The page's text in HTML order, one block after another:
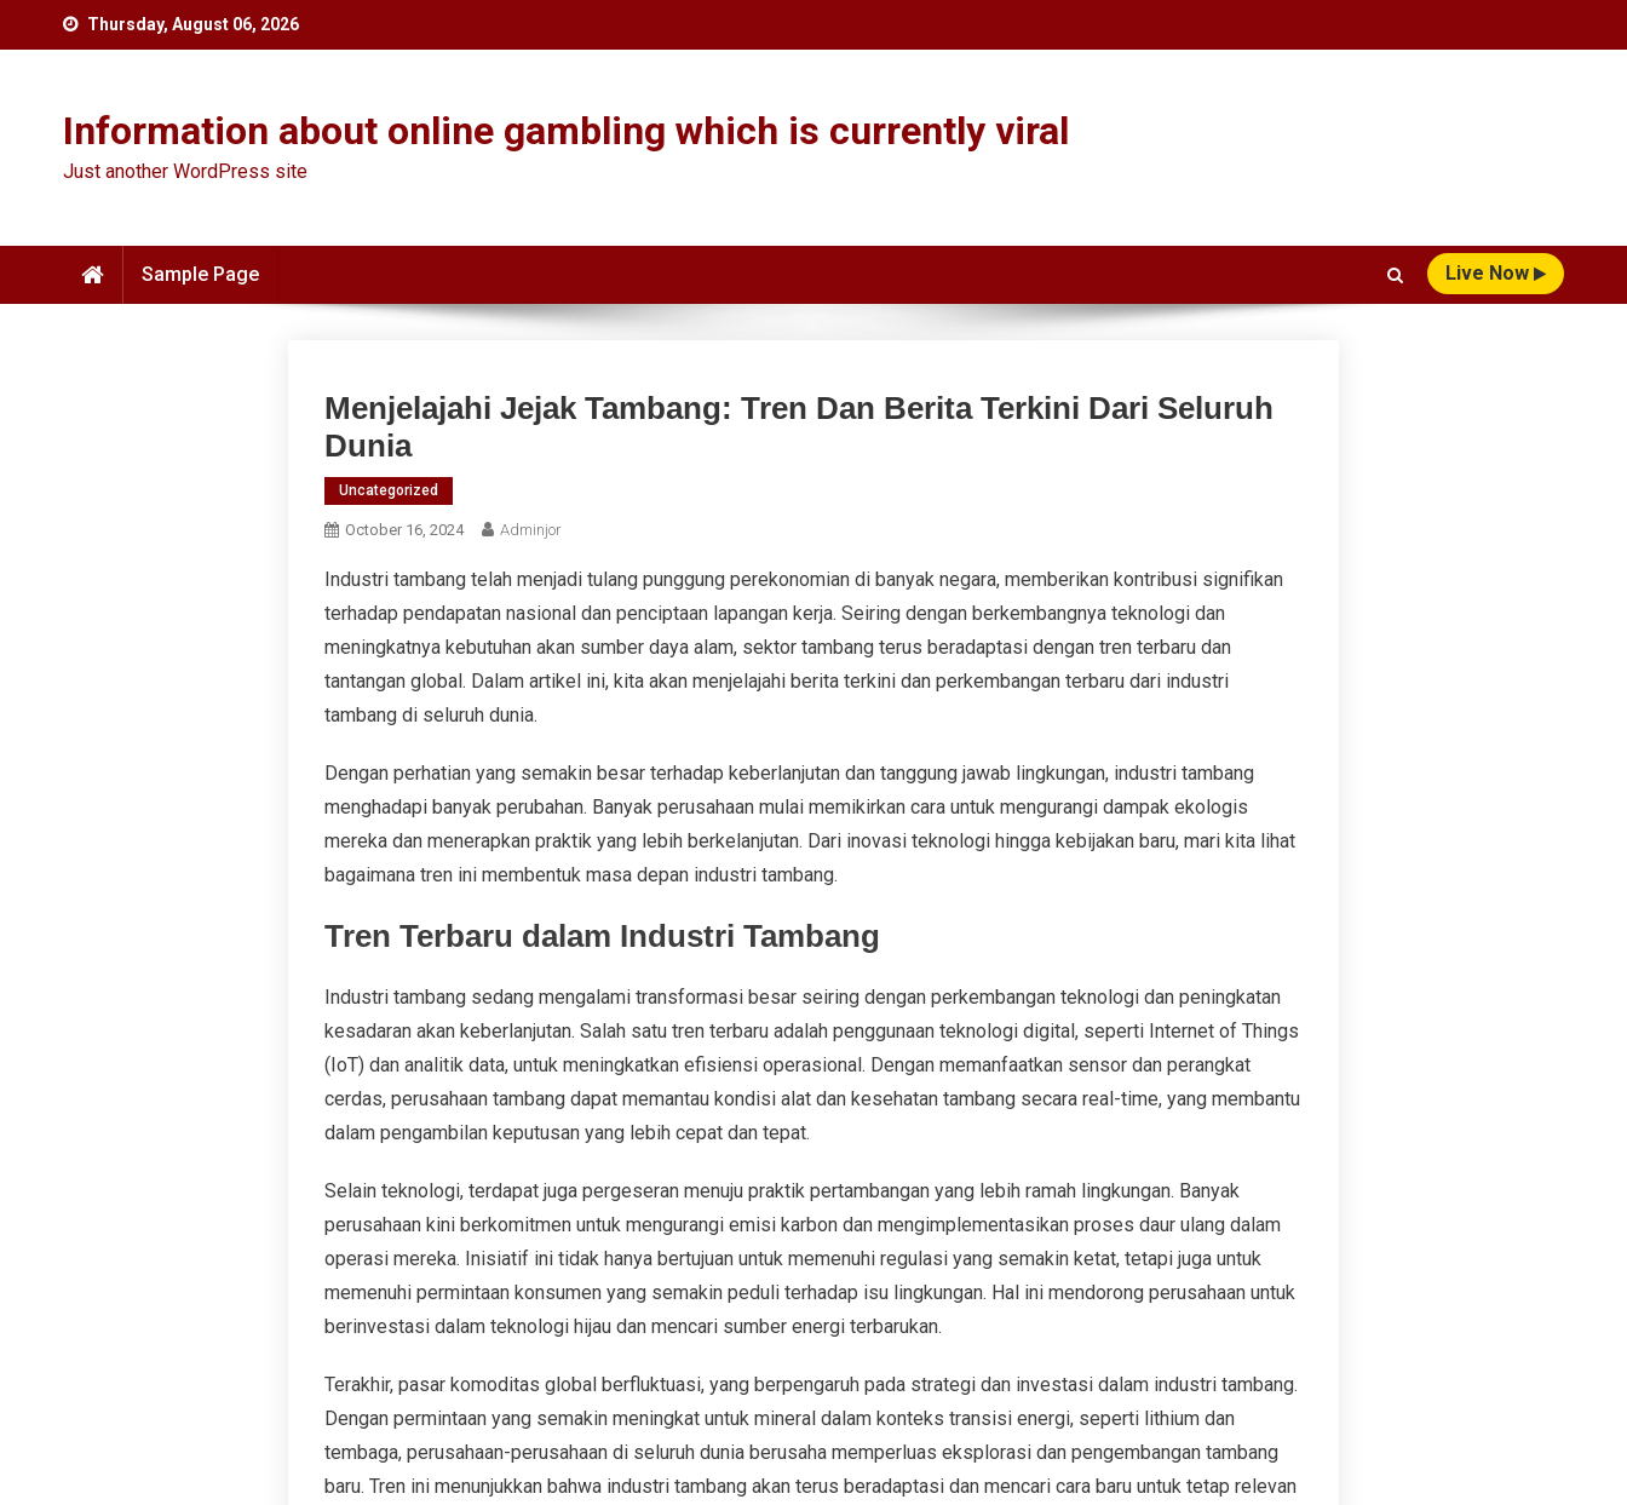
Thursday, August 06, 2026
Information about online gambling which is currently viral
Just another WordPress site
Sample Page Live Now
Menjelajahi Jejak Tambang: Tren Dan Berita Terkini Dari Seluruh
Dunia
Uncategorized
October 16, 2024 Adminjor
Industri tambang telah menjadi tulang punggung perekonomian di banyak negara, memberikan kontribusi signifikan
terhadap pendapatan nasional dan penciptaan lapangan kerja. Seiring dengan berkembangnya teknologi dan
meningkatnya kebutuhan akan sumber daya alam, sektor tambang terus beradaptasi dengan tren terbaru dan
tantangan global. Dalam artikel ini, kita akan menjelajahi berita terkini dan perkembangan terbaru dari industri
tambang di seluruh dunia.
Dengan perhatian yang semakin besar terhadap keberlanjutan dan tanggung jawab lingkungan, industri tambang
menghadapi banyak perubahan. Banyak perusahaan mulai memikirkan cara untuk mengurangi dampak ekologis
mereka dan menerapkan praktik yang lebih berkelanjutan. Dari inovasi teknologi hingga kebijakan baru, mari kita lihat
bagaimana tren ini membentuk masa depan industri tambang.
Tren Terbaru dalam Industri Tambang
Industri tambang sedang mengalami transformasi besar seiring dengan perkembangan teknologi dan peningkatan
kesadaran akan keberlanjutan. Salah satu tren terbaru adalah penggunaan teknologi digital, seperti Internet of Things
(IoT) dan analitik data, untuk meningkatkan efisiensi operasional. Dengan memanfaatkan sensor dan perangkat
cerdas, perusahaan tambang dapat memantau kondisi alat dan kesehatan tambang secara real-time, yang membantu
dalam pengambilan keputusan yang lebih cepat dan tepat.
Selain teknologi, terdapat juga pergeseran menuju praktik pertambangan yang lebih ramah lingkungan. Banyak
perusahaan kini berkomitmen untuk mengurangi emisi karbon dan mengimplementasikan proses daur ulang dalam
operasi mereka. Inisiatif ini tidak hanya bertujuan untuk memenuhi regulasi yang semakin ketat, tetapi juga untuk
memenuhi permintaan konsumen yang semakin peduli terhadap isu lingkungan. Hal ini mendorong perusahaan untuk
berinvestasi dalam teknologi hijau dan mencari sumber energi terbarukan.
Terakhir, pasar komoditas global berfluktuasi, yang berpengaruh pada strategi dan investasi dalam industri tambang.
Dengan permintaan yang semakin meningkat untuk mineral dalam konteks transisi energi, seperti lithium dan
tembaga, perusahaan-perusahaan di seluruh dunia berusaha memperluas eksplorasi dan pengembangan tambang
baru. Tren ini menunjukkan bahwa industri tambang akan terus beradaptasi dan mencari cara baru untuk tetap relevan